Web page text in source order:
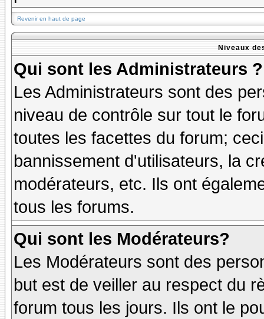
Revenir en haut de page
Niveaux
Qui sont les Administrateurs ?
Les Administrateurs sont des
niveau de contrôle sur tout le
toutes les facettes du forum;
bannissement d'utilisateurs, la
modérateurs, etc. Ils ont
tous les forums.
Qui sont les Modérateurs?
Les Modérateurs sont des
but est de veiller au respect du
forum tous les jours. Ils ont le